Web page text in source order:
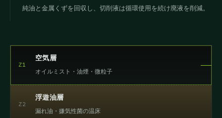
純油と金属くずを回収し、切削液は循環使用を続け廃液を削減。
Z1
空気層
オイルミスト・油煙・微粒子
Z2
浮遊油層
漏れ油・嫌気性菌の温床